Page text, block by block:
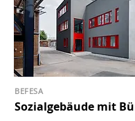
Sozialgebäude mit
BEFESA